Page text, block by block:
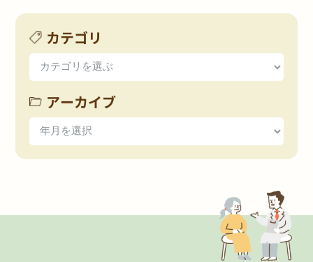
カテゴリ
アーカイブ